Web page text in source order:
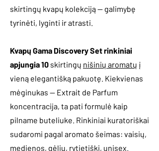
skirtingų kvapų kolekciją — galimybę
tyrinėti, lyginti ir atrasti.
Kvapų Gama Discovery Set rinkiniai
apjungia 10 skirtingų nišinių aromatų į
vieną elegantišką pakuotę. Kiekvienas
mėginukas — Extrait de Parfum
koncentracija, ta pati formulė kaip
pilname buteliuke. Rinkiniai kuratoriškai
sudaromi pagal aromato šeimas: vaisių,
medienos, gėlių, rytietiški, unisex.